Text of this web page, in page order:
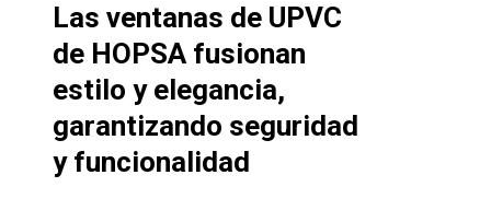
Las ventanas de UPVC
de HOPSA fusionan
estilo y elegancia,
garantizando seguridad
y funcionalidad